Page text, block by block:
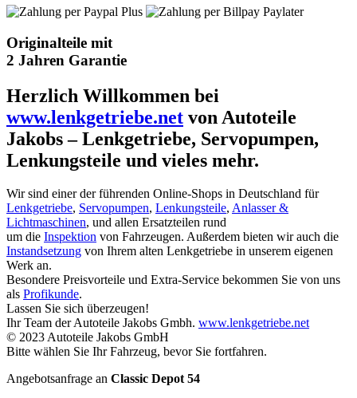
Originalteile mit
2 Jahren Garantie
Herzlich Willkommen bei
www.lenkgetriebe.net von Autoteile
Jakobs – Lenkgetriebe, Servopumpen,
Lenkungsteile und vieles mehr.
Wir sind einer der führenden Online-Shops in Deutschland für
Lenkgetriebe, Servopumpen, Lenkungsteile, Anlasser &
Lichtmaschinen, und allen Ersatzteilen rund
um die Inspektion von Fahrzeugen. Außerdem bieten wir auch die
Instandsetzung von Ihrem alten Lenkgetriebe in unserem eigenen
Werk an.
Besondere Preisvorteile und Extra-Service bekommen Sie von uns
als Profikunde.
Lassen Sie sich überzeugen!
Ihr Team der Autoteile Jakobs Gmbh. www.lenkgetriebe.net
© 2023 Autoteile Jakobs GmbH
Bitte wählen Sie Ihr Fahrzeug, bevor Sie fortfahren.
Angebotsanfrage an Classic Depot 54